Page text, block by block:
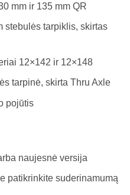
mm ir 135 mm QR
stebulės tarpiklis, skirtas
12×142 ir 12×148
tarpinė, skirta Thru Axle
pojūtis
naujesnė versija
patikrinkite suderinamumą